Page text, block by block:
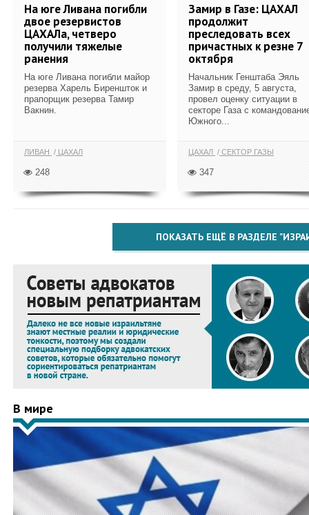
На юге Ливана погибли
двое резервистов
ЦАХАЛа, четверо
получили тяжелые
ранения
На юге Ливана погибли майор
резерва Харель Биреншток и
прапорщик резерва Тамир
Вакнин.
ЛИВАН ЦАХАЛ
248
Замир в Газе: ЦАХАЛ
продолжит
преследовать всех
причастных к резне 7
октября
Начальник Генштаба Эяль
Замир в среду, 5 августа,
провел оценку ситуации в
секторе Газа с
Южного...
ЦАХАЛ СЕКТОР ГАЗЫ
347
ПОКАЗАТЬ ЕЩЁ В РАЗДЕЛЕ
В мире